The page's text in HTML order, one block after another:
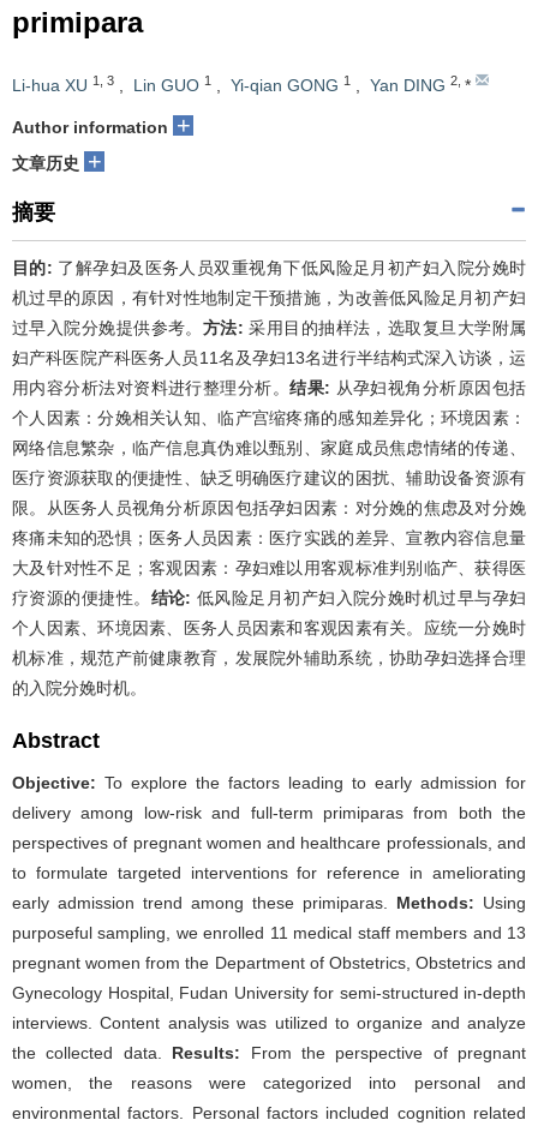
primipara
Li-hua XU 1 3 , Lin GUO 1 , Yi-qian GONG 1 , Yan DING 2 *
Author information +
文章历史 +
摘要
目的: 了解孕妇及医务人员双重视角下低风险足月初产妇入院分娩时
机过早的原因，有针对性地制定干预措施，为改善低风险足月初产妇
过早入院分娩提供参考。 方法:采用目的抽样法，选取复旦大学附属
妇产科医院产科医务人员11名及孕妇13名进行半结构式深入访谈，运
用内容分析法对资料进行整理分析。结果: 从孕妇视角分析原因包括
个人因素：分娩相关认知、临产宫缩疼痛的感知差异化；环境因素：
网络信息繁杂，临产信息真伪难以甄别、家庭成员焦虑情绪的传递、
医疗资源获取的便捷性、缺乏明确医疗建议的困扰、辅助设备资源有
限。从医务人员视角分析原因包括孕妇因素：对分娩的焦虑及对分娩
疼痛未知的恐惧；医务人员因素：医疗实践的差异、宣教内容信息量
大及针对性不足；客观因素：孕妇难以用客观标准判别临产、获得医
疗资源的便捷性。 结论: 低风险足月初产妇入院分娩时机过早与孕妇
个人因素、环境因素、医务人员因素和客观因素有关。应统一分娩时
机标准，规范产前健康教育，发展院外辅助系统，协助孕妇选择合理
的入院分娩时机。
Abstract
Objective: To explore the factors leading to early admission for
delivery among low-risk and full-term primiparas from both the
perspectives of pregnant women and healthcare professionals, and
to formulate targeted interventions for reference in ameliorating
early admission trend among these primiparas. Methods: Using
purposeful sampling, we enrolled 11 medical staff members and 13
pregnant women from the Department of Obstetrics, Obstetrics and
Gynecology Hospital, Fudan University for semi-structured in-depth
interviews. Content analysis was utilized to organize and analyze
the collected data. Results: From the perspective of pregnant
women, the reasons were categorized into personal and
environmental factors. Personal factors included cognition related